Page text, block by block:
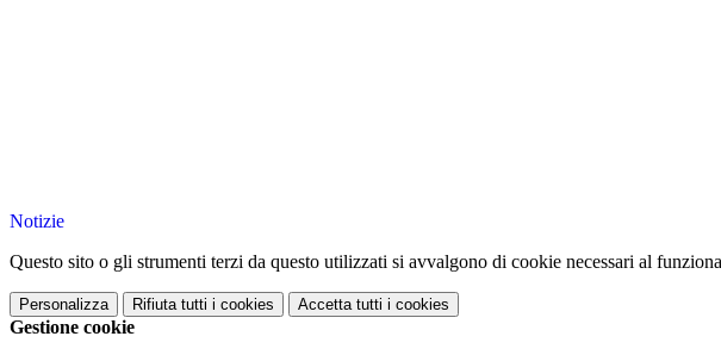
Notizie
Questo sito o gli strumenti terzi da questo utilizzati si avvalgono di cookie necessari al
Personalizza Rifiuta tutti i cookies Accetta tutti i cookies
Gestione cookie